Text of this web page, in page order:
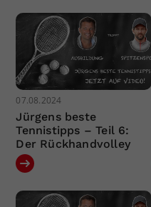
07.08.2024
Jürgens beste
Tennistipps – Teil 6:
Der Rückhandvolley